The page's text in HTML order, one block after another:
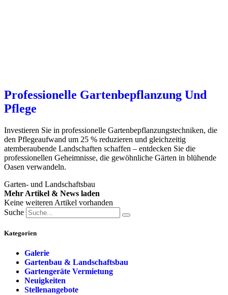
Professionelle Gartenbepflanzung Und
Pflege
Investieren Sie in professionelle Gartenbepflanzungstechniken, die
den Pflegeaufwand um 25 % reduzieren und gleichzeitig
atemberaubende Landschaften schaffen – entdecken Sie die
professionellen Geheimnisse, die gewöhnliche Gärten in blühende
Oasen verwandeln.
Garten- und Landschaftsbau
Mehr Artikel & News laden
Keine weiteren Artikel vorhanden
Suche
Kategorien
Galerie
Gartenbau & Landschaftsbau
Gartengeräte Vermietung
Neuigkeiten
Stellenangebote